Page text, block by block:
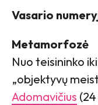
Vasario
Metamorfozė
Nuo teisininko
„objektyvų
Adomavičius